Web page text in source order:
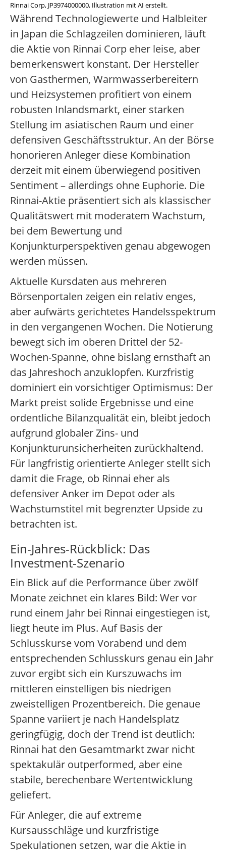
Rinnai Corp, JP3974000000, Illustration mit AI erstellt.
Während Technologiewerte und Halbleiter
in Japan die Schlagzeilen dominieren, läuft
die Aktie von Rinnai Corp eher leise, aber
bemerkenswert konstant. Der Hersteller
von Gasthermen, Warmwasserbereitern
und Heizsystemen profitiert von einem
robusten Inlandsmarkt, einer starken
Stellung im asiatischen Raum und einer
defensiven Geschäftsstruktur. An der Börse
honorieren Anleger diese Kombination
derzeit mit einem überwiegend positiven
Sentiment – allerdings ohne Euphorie. Die
Rinnai-Aktie präsentiert sich als klassischer
Qualitätswert mit moderatem Wachstum,
bei dem Bewertung und
Konjunkturperspektiven genau abgewogen
werden müssen.
Aktuelle Kursdaten aus mehreren
Börsenportalen zeigen ein relativ enges,
aber aufwärts gerichtetes Handelsspektrum
in den vergangenen Wochen. Die Notierung
bewegt sich im oberen Drittel der 52-
Wochen-Spanne, ohne bislang ernsthaft an
das Jahreshoch anzuklopfen. Kurzfristig
dominiert ein vorsichtiger Optimismus: Der
Markt preist solide Ergebnisse und eine
ordentliche Bilanzqualität ein, bleibt jedoch
aufgrund globaler Zins- und
Konjunkturunsicherheiten zurückhaltend.
Für langfristig orientierte Anleger stellt sich
damit die Frage, ob Rinnai eher als
defensiver Anker im Depot oder als
Wachstumstitel mit begrenzter Upside zu
betrachten ist.
Ein-Jahres-Rückblick: Das
Investment-Szenario
Ein Blick auf die Performance über zwölf
Monate zeichnet ein klares Bild: Wer vor
rund einem Jahr bei Rinnai eingestiegen ist,
liegt heute im Plus. Auf Basis der
Schlusskurse vom Vorabend und dem
entsprechenden Schlusskurs genau ein Jahr
zuvor ergibt sich ein Kurszuwachs im
mittleren einstelligen bis niedrigen
zweistelligen Prozentbereich. Die genaue
Spanne variiert je nach Handelsplatz
geringfügig, doch der Trend ist deutlich:
Rinnai hat den Gesamtmarkt zwar nicht
spektakulär outperformed, aber eine
stabile, berechenbare Wertentwicklung
geliefert.
Für Anleger, die auf extreme
Kursausschläge und kurzfristige
Spekulationen setzen, war die Aktie in